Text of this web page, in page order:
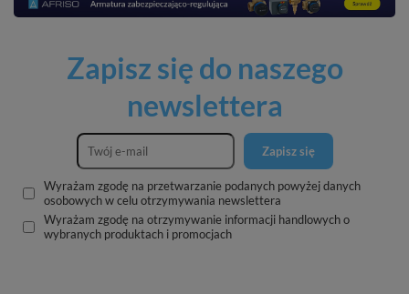
Zapisz się do naszego
newslettera
Zapisz się
Wyrażam zgodę na przetwarzanie podanych powyżej danych
osobowych w celu otrzymywania newslettera
Wyrażam zgodę na otrzymywanie informacji handlowych o
wybranych produktach i promocjach